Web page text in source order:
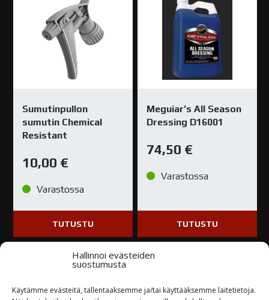
Hallinnoi evästeiden
suostumusta
Käytämme evästeitä, tallentaaksemme ja/tai käyttääksemme laitetietoja.
Sumutinpullon
sumutin Chemical
Resistant
10,00 €
Varastossa
TUTUSTU
Meguiar’s All Season
Dressing D16001
74,50 €
Varastossa
TUTUSTU